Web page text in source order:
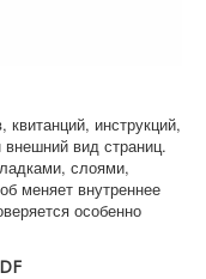
инструкций,
внешний вид страниц.
слоями,
меняет внутреннее
особенно